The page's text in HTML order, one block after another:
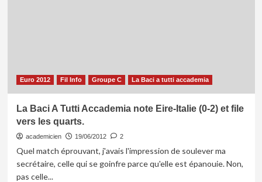
mettre
Euro 2012 Fil Info Groupe C La Baci a tutti accademia
La Baci A Tutti Accademia note Eire-Italie (0-2) et file
vers les quarts.
academicien 19/06/2012 2
Quel match éprouvant, j'avais l'impression de soulever ma
secrétaire, celle qui se goinfre parce qu'elle est épanouie. Non,
pas celle...